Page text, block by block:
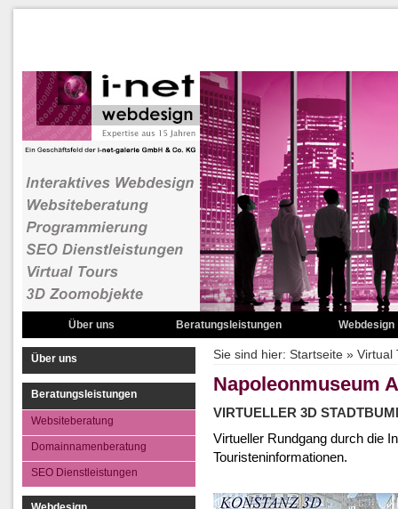
Über uns Beratungsleistungen
Websiteberatung
Domainnamenberatung
SEO Dienstleistungen
Webdesign
Zoombare
Rotierende
3D Vistas
Blätterbare
Über uns
Beratungsleistungen
Websiteberatung
Domainnamenberatung
SEO Dienstleistungen
Sie sind hier: Startseite » Virtual
Napoleonmuseum
VIRTUELLER 3D
Virtueller Rundgang durch die
Touristeninformationen.